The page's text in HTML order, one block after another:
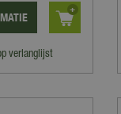
verlanglijst